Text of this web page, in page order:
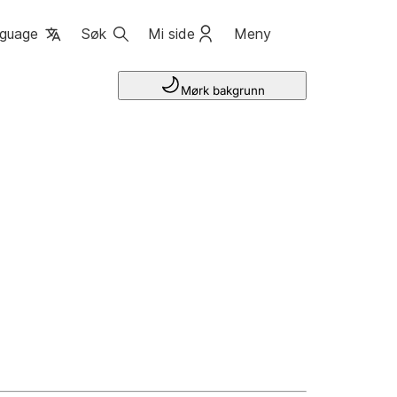
Søk Mi side Meny
Mørk bakgrunn